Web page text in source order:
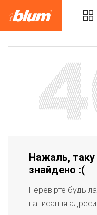
Нажаль, таку
знайдено :(
Перевірте будь
написання адреси